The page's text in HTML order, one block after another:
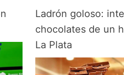
Ladrón goloso:
chocolates de un
La Plata